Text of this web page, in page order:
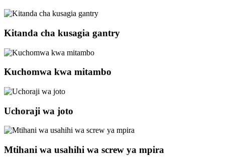
Kitanda cha kusagia gantry
Kuchomwa kwa mitambo
Uchoraji wa joto
Mtihani wa usahihi wa screw ya mpira